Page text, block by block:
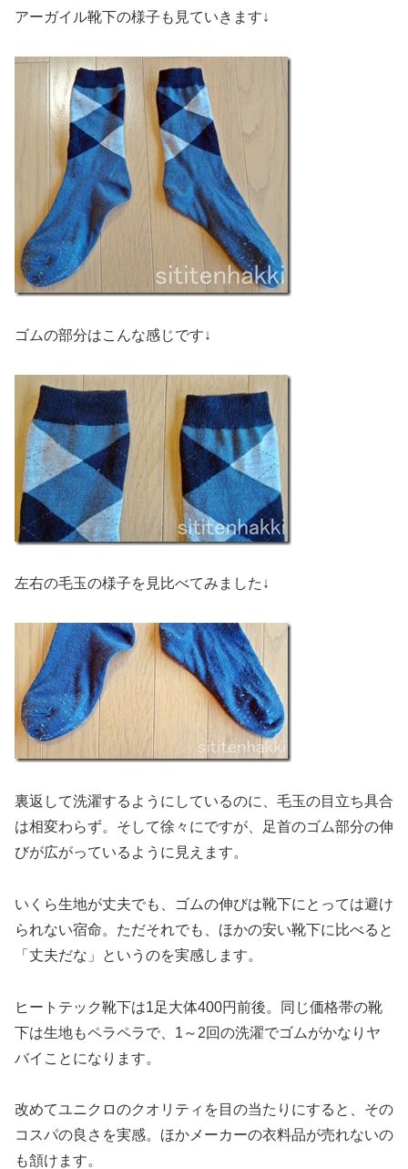
アーガイル靴下の様子も見ていきます↓
ゴムの部分はこんな感じです↓
左右の毛玉の様子を見比べてみました↓
裏返して洗濯するようにしているのに、毛玉の目立ち具合
は相変わらず。そして徐々にですが、足首のゴム部分の伸
びが広がっているように見えます。
いくら生地が丈夫でも、ゴムの伸びは靴下にとっては避け
られない宿命。ただそれでも、ほかの安い靴下に比べると
「丈夫だな」というのを実感します。
ヒートテック靴下は1足大体400円前後。同じ価格帯の靴
下は生地もペラペラで、1～2回の洗濯でゴムがかなりヤ
バイことになります。
改めてユニクロのクオリティを目の当たりにすると、その
コスパの良さを実感。ほかメーカーの衣料品が売れないの
も頷けます。